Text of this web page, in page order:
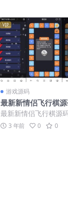
VIP
游戏源码
最新新情侣飞行棋
全解+搭建教程
最新新情侣飞行棋源
解，以前发的js代码
加密甚至塞进了很多
3 年前 0 0